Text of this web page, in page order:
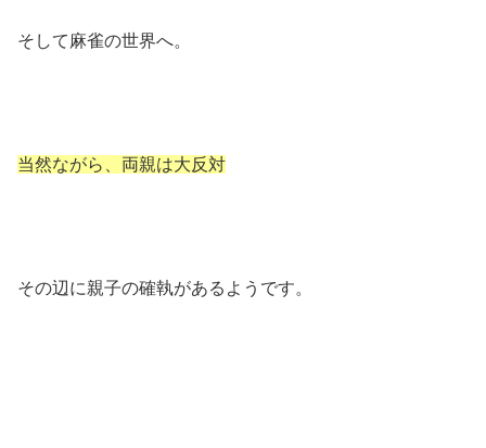
そして麻雀の世界へ。
当然ながら、両親は大反対
その辺に親子の確執があるようです。